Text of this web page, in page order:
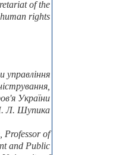
of the
rights
управління
України
Л. Шупика
Professor of
and Public